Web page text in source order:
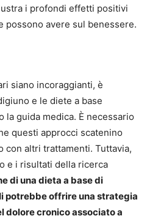
i profondi effetti positivi
possono avere sul benessere.
siano incoraggianti, è
e le diete a base
la guida medica. È necessario
questi approcci scatenino
con altri trattamenti. Tuttavia,
e i risultati della ricerca
di una dieta a base di
potrebbe offrire una strategia
dolore cronico associato a